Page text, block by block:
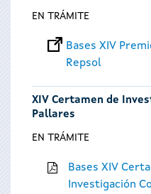
EN TRÁMITE
Bases XIV
Repsol
XIV Certamen de
Pallares
EN TRÁMITE
Bases XIV
Investigación